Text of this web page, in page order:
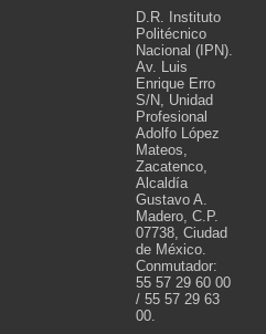
D.R. Instituto
Politécnico
Nacional (IPN).
Av. Luis
Enrique Erro
S/N, Unidad
Profesional
Adolfo López
Mateos,
Zacatenco,
Alcaldía
Gustavo A.
Madero, C.P.
07738, Ciudad
de México.
Conmutador:
55 57 29 60 00
/ 55 57 29 63
00.